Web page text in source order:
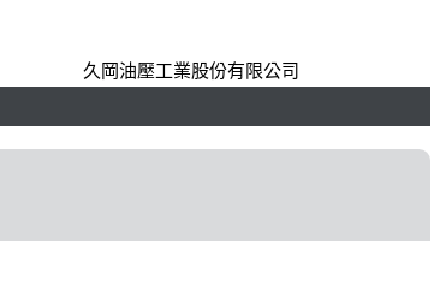
久岡油壓工業股份有限公司